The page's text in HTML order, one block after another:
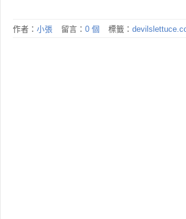
作者： 小張 留言： 0 個 標籤：